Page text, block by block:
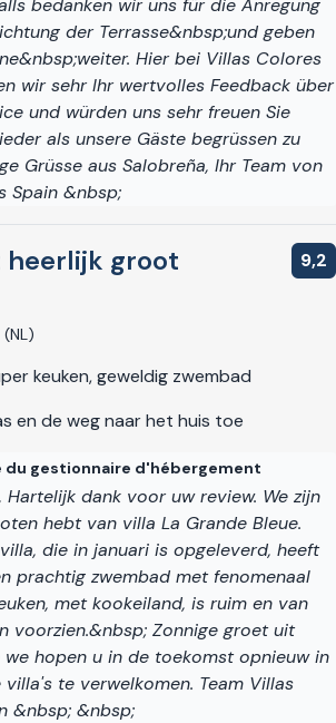
inégalées, du beau temps et une
moyenne supérieure à 20 degrés
célèbre pour ses cultures
d'avocats, de nèfles et de
et possède une gastronomie riche et
produits frais et locaux de la terre et de
possibilités d'excursions d'une
les orangeraies et les oliveraies
jusqu'aux magnifiques Alpujarras, le
Nevada, avec d'excellentes
villages intemporels blanchis à la
de Pradollano est à 90 minutes en
même skier en saison le matin et vous
le jour même ! Les villes
d'une heure, offrant la possibilité de
incroyables tels que l'Alhmabra, le
et les superbes cathédrales et
deux villes. Pour les amoureux de la
la côte moins développée offre des
et d'excellentes possibilités pour
et le tourisme d'aventure.
une villa moderne spectaculaire
les plus authentiques et naturellement
bedanken wir uns für die Anregung
der Terrasse&nbsp;und geben
Hier bei Villas Colores
wir sehr Ihr wertvolles Feedback über
und würden uns sehr freuen Sie
als unsere Gäste begrüssen zu
Grüsse aus Salobreña, Ihr Team von
Spain &nbsp;
heerlijk groot
9,2
keuken, geweldig zwembad
en de weg naar het huis toe
du gestionnaire d'hébergement
Hartelijk dank voor uw review. We zijn
hebt van villa La Grande Bleue.
die in januari is opgeleverd, heeft
prachtig zwembad met fenomenaal
met kookeiland, is ruim en van
voorzien.&nbsp; Zonnige groet uit
we hopen u in de toekomst opnieuw in
villa's te verwelkomen. Team Villas
&nbsp; &nbsp;